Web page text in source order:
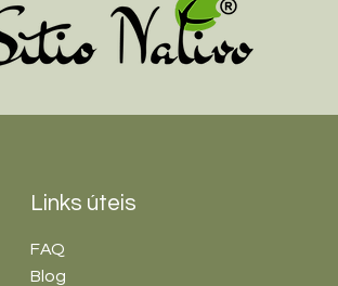
Links úteis
FAQ
Blog